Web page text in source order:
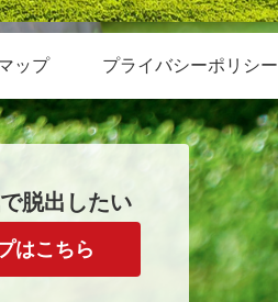
ップ プライバシーポリシー
脱出したい
はこちら